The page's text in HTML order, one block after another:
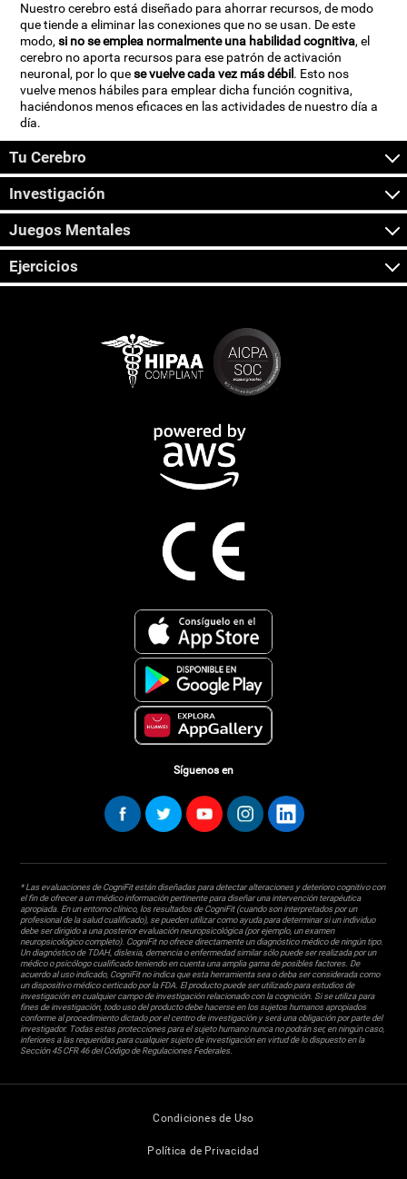
Nuestro cerebro está diseñado para ahorrar recursos, de modo
que tiende a eliminar las conexiones que no se usan. De este
modo,si no se emplea normalmente una habilidad cognitiva, el
cerebro no aporta recursos para ese patrón de activación
neuronal, por lo quese vuelve cada vez más débil . Esto nos
vuelve menos hábiles para emplear dicha función cognitiva,
haciéndonos menos eficaces en las actividades de nuestro día a
día.
Tu Cerebro
Investigación
Juegos Mentales
Ejercicios
Síguenos en
* Las evaluaciones de CogniFit están diseñadas para detectar alteraciones y deterioro cognitivo con
el fin de ofrecer a un médico información pertinente para diseñar una intervención terapéutica
apropiada. En un entorno clínico, los resultados de CogniFit (cuando son interpretados por un
profesional de la salud cualificado), se pueden utilizar como ayuda para determinar si un individuo
debe ser dirigido a una posterior evaluación neuropsicológica (por ejemplo, un examen
neuropsicológico completo). CogniFit no ofrece directamente un diagnóstico médico de ningún tipo.
Un diagnóstico de TDAH, dislexia, demencia o enfermedad similar sólo puede ser realizada por un
médico o psicólogo cualificado teniendo en cuenta una amplia gama de posibles factores. De
acuerdo al uso indicado, CogniFit no indica que esta herramienta sea o deba ser considerada como
un dispositivo médico certicado por la FDA. El producto puede ser utilizado para estudios de
investigación en cualquier campo de investigación relacionado con la cognición. Si se utiliza para
fines de investigación, todo uso del producto debe hacerse en los sujetos humanos apropiados
conforme al procedimiento dictado por el centro de investigación y será una obligación por parte del
investigador. Todas estas protecciones para el sujeto humano nunca no podrán ser, en ningún caso,
inferiores a las requeridas para cualquier sujeto de investigación en virtud de lo dispuesto en la
Sección 45 CFR 46 del Código de Regulaciones Federales.
Condiciones de Uso
Política de Privacidad